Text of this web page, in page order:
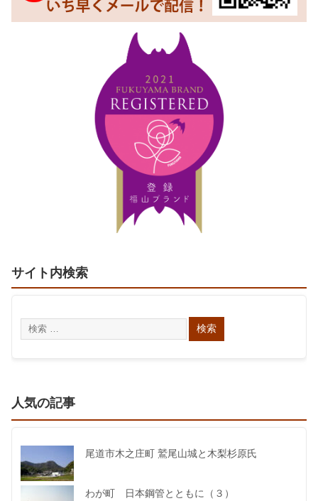
サイト内検索
人気の記事
尾道市木之庄町 鷲尾山城と木梨杉原氏
わが町 日本鋼管とともに（３）